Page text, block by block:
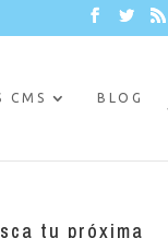
CMS BLOG
tu próxima